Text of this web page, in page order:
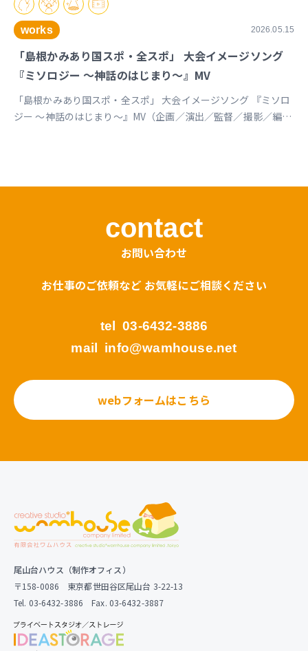
works 2026.05.15
「島根かみあり国スポ・全スポ」 大会イメージソング
『ミソロジー ～神話のはじまり～』MV
「島根かみあり国スポ・全スポ」 大会イメージソング 『ミソロ
ジー ～神話のはじまり～』MV（企画／演出／監督／撮影／編
contact
お問い合わせ
お仕事のご依頼など お気軽にご相談ください
tel 03-6432-3886
mail info@wamhouse.net
webフォームはこちら
尾山台ハウス（制作オフィス）
〒158-0086 東京都世田谷区尾山台 3-22-13
Tel. 03-6432-3886 Fax. 03-6432-3887